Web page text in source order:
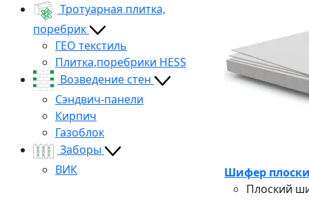
Тротуарная плитка,
поребрик
ГЕО текстиль
Плитка,поребрики HESS
Возведение стен
Сэндвич-панели
Кирпич
Газоблок
Заборы
ВИК
Шифер
Плоский